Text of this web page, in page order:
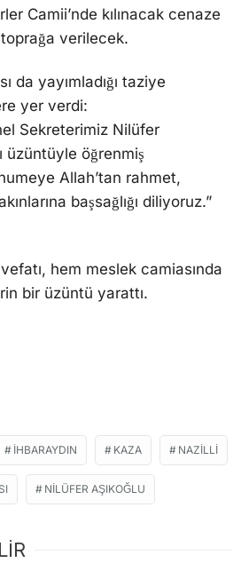
Camii’nde kılınacak cenaze
toprağa verilecek.
da yayımladığı taziye
yer verdi:
Sekreterimiz Nilüfer
üzüntüyle öğrenmiş
Allah’tan rahmet,
başsağlığı diliyoruz.”
hem meslek camiasında
bir üzüntü yarattı.
IHBARAYDIN KAZA NAZILLI
NILÜFER AŞIKOĞLU